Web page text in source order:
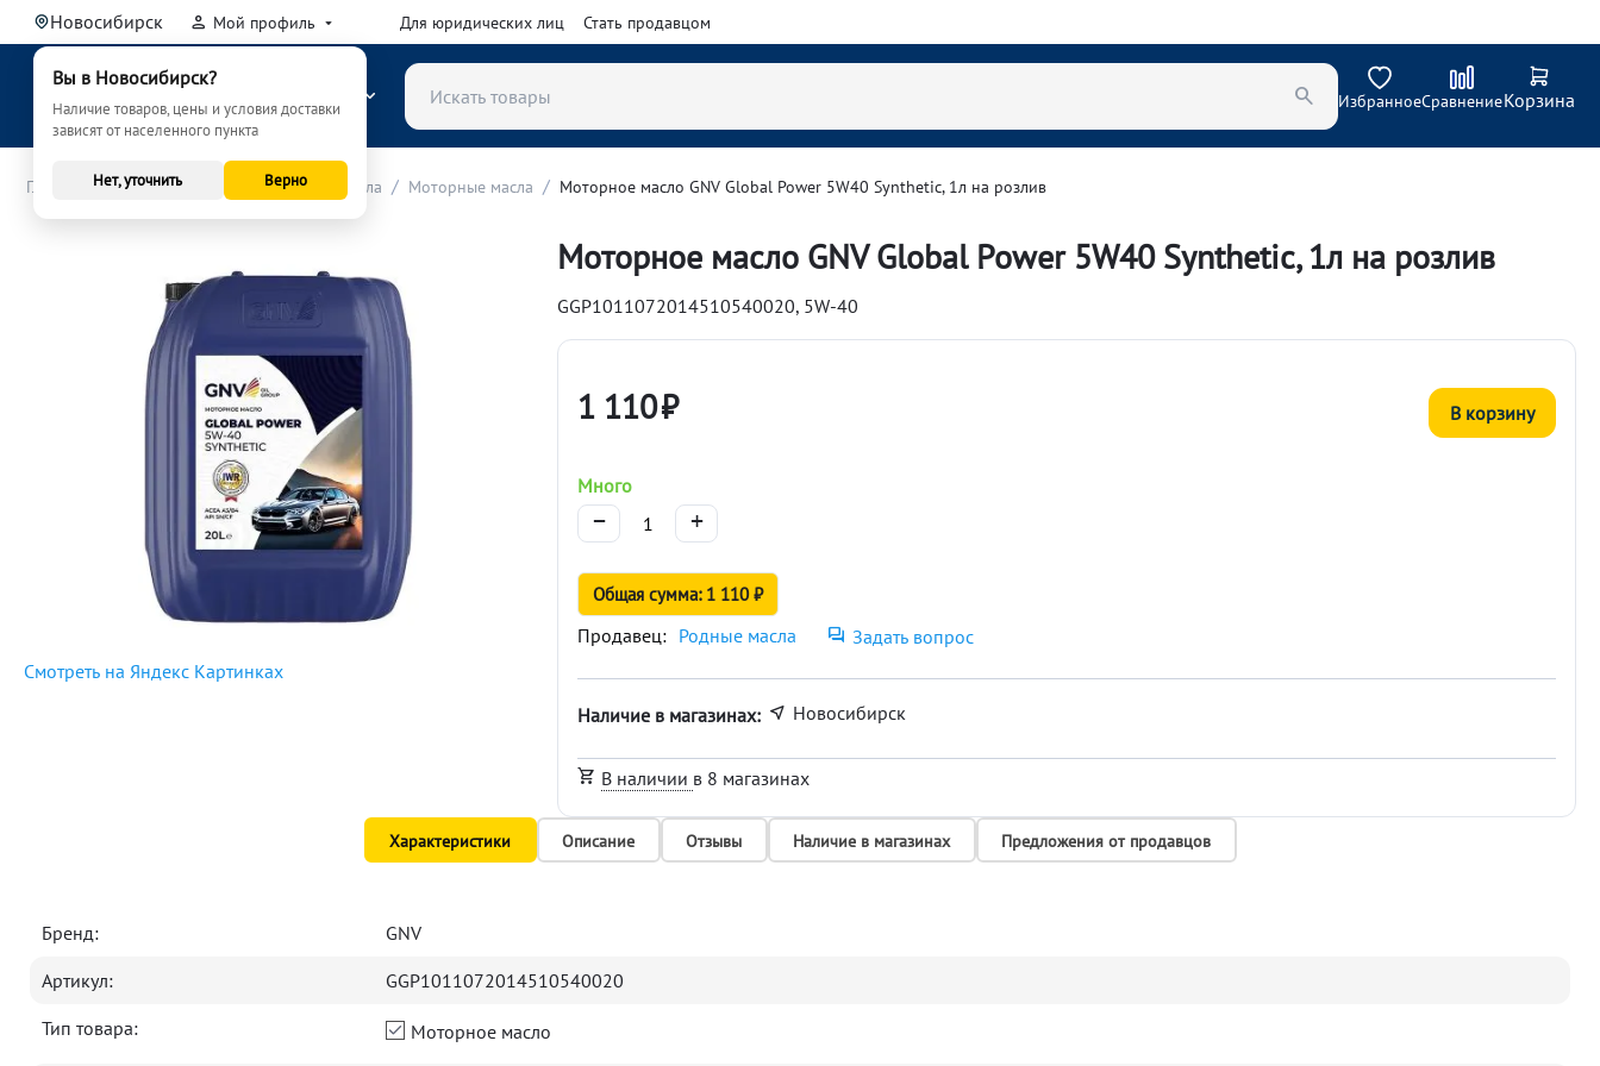
Новосибирск
Вы в Новосибирск?
Наличие товаров, цены и условия доставки
зависят от населенного пункта
Нет, уточнить Верно
Мой профиль Для юридических лиц Стать продавцом
ИзбранноеСравнениеКорзина
Главная / Расходные материалы (ТО) Масла / Моторные масла / Моторное масло GNV Global Power 5W40 Synthetic, 1л на розлив
Смотреть на Яндекс Картинках
Моторное масло GNV Global Power 5W40 Synthetic, 1л на розлив
GGP1011072014510540020, 5W-40
1 110₽ В корзину
Много
+
−
Общая сумма: 1 110 ₽
Продавец: Родные масла Задать вопрос
Наличие в магазинах: Новосибирск
В наличии в 8 магазинах
Характеристики Описание Отзывы Наличие в магазинах Предложения от продавцов
Бренд:
GNV
Артикул:
GGP1011072014510540020
Тип товара:
Моторное масло